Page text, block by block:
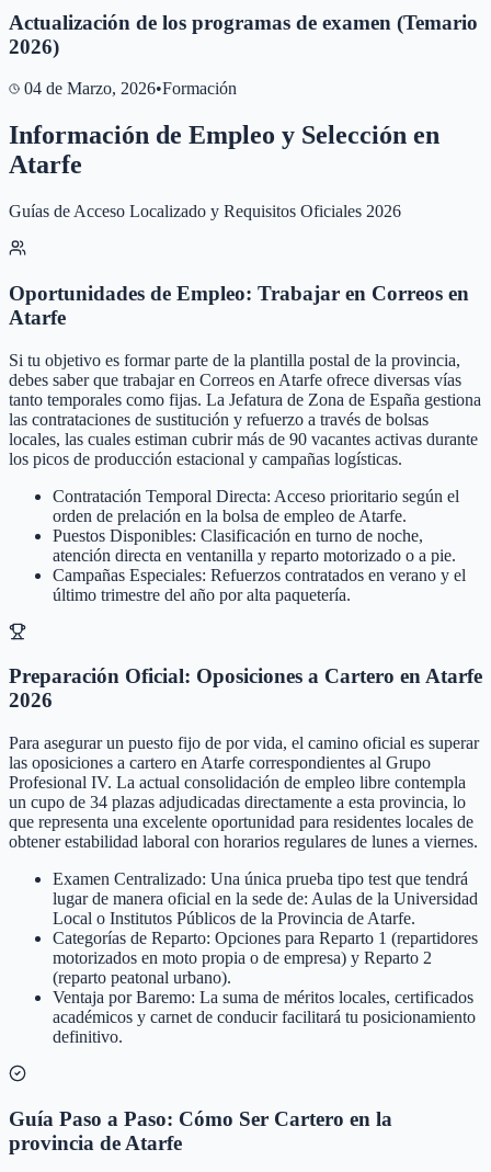
Actualización de los programas de examen (Temario
2026)
04 de Marzo, 2026•Formación
Información de Empleo y Selección en
Atarfe
Guías de Acceso Localizado y Requisitos Oficiales 2026
Oportunidades de Empleo: Trabajar en Correos en
Atarfe
Si tu objetivo es formar parte de la plantilla postal de la provincia,
debes saber que trabajar en Correos en Atarfe ofrece diversas vías
tanto temporales como fijas. La Jefatura de Zona de España gestiona
las contrataciones de sustitución y refuerzo a través de bolsas
locales, las cuales estiman cubrir más de 90 vacantes activas durante
los picos de producción estacional y campañas logísticas.
Contratación Temporal Directa: Acceso prioritario según el
orden de prelación en la bolsa de empleo de Atarfe.
Puestos Disponibles: Clasificación en turno de noche,
atención directa en ventanilla y reparto motorizado o a pie.
Campañas Especiales: Refuerzos contratados en verano y el
último trimestre del año por alta paquetería.
Preparación Oficial: Oposiciones a Cartero en Atarfe
2026
Para asegurar un puesto fijo de por vida, el camino oficial es superar
las oposiciones a cartero en Atarfe correspondientes al Grupo
Profesional IV. La actual consolidación de empleo libre contempla
un cupo de 34 plazas adjudicadas directamente a esta provincia, lo
que representa una excelente oportunidad para residentes locales de
obtener estabilidad laboral con horarios regulares de lunes a viernes.
Examen Centralizado: Una única prueba tipo test que tendrá
lugar de manera oficial en la sede de: Aulas de la Universidad
Local o Institutos Públicos de la Provincia de Atarfe.
Categorías de Reparto: Opciones para Reparto 1 (repartidores
motorizados en moto propia o de empresa) y Reparto 2
(reparto peatonal urbano).
Ventaja por Baremo: La suma de méritos locales, certificados
académicos y carnet de conducir facilitará tu posicionamiento
definitivo.
Guía Paso a Paso: Cómo Ser Cartero en la
provincia de Atarfe